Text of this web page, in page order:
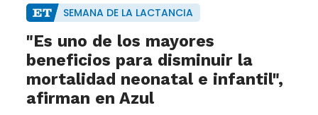
SEMANA DE LA LACTANCIA
"Es uno de los mayores
beneficios para disminuir la
mortalidad neonatal e infantil",
afirman en Azul